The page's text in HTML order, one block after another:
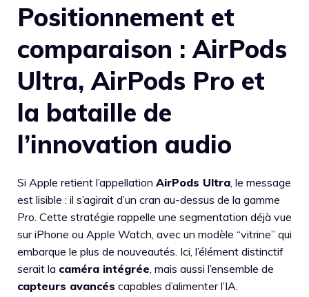
Positionnement et
comparaison : AirPods
Ultra, AirPods Pro et
la bataille de
l’innovation audio
Si Apple retient l’appellation AirPods Ultra , le message
est lisible : il s’agirait d’un cran au-dessus de la gamme
Pro. Cette stratégie rappelle une segmentation déjà vue
sur iPhone ou Apple Watch, avec un modèle “vitrine” qui
embarque le plus de nouveautés. Ici, l’élément distinctif
serait la caméra intégrée , mais aussi l’ensemble de
capteurs avancés capables d’alimenter l’IA.